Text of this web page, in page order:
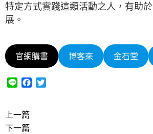
特定方式實踐這類活動之人，有助
展。
官網購書 博客來 金石堂
e
上一篇
下一篇